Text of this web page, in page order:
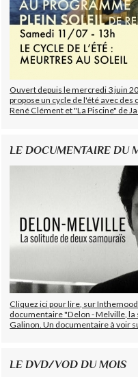
Ouvert depuis le mercredi 3 juin
propose un cycle de l'été avec
René Clément et "La Piscine" de
LE DOCUMENTAIRE DU
Cliquez ici pour lire, sur
documentaire "Delon - Melville,
Galinon. Un documentaire à voir
LE DVD/VOD DU MOIS